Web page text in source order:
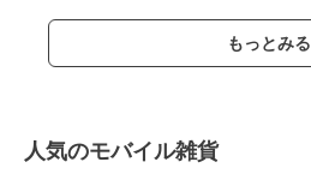
もっとみる
人気のモバイル雑貨